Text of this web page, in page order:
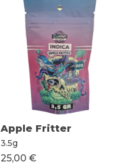
Apple Fritter
3.5g
25,00 €